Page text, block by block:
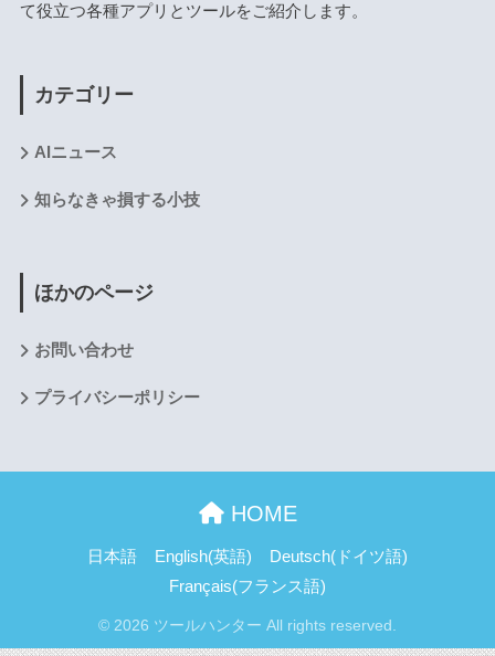
て役立つ各種アプリとツールをご紹介します。
カテゴリー
AIニュース
知らなきゃ損する小技
ほかのページ
お問い合わせ
プライバシーポリシー
HOME
日本語 English(英語) Deutsch( ドイツ語)
Français(フランス語)
© 2026 ツールハンター All rights reserved.